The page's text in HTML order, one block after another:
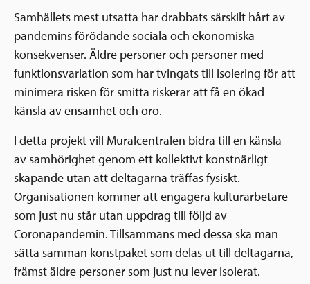
Samhällets mest utsatta har drabbats särskilt hårt av
pandemins förödande sociala och ekonomiska
konsekvenser. Äldre personer och personer med
funktionsvariation som har tvingats till isolering för att
minimera risken för smitta riskerar att få en ökad
känsla av ensamhet och oro.
I detta projekt vill Muralcentralen bidra till en känsla
av samhörighet genom ett kollektivt konstnärligt
skapande utan att deltagarna träffas fysiskt.
Organisationen kommer att engagera kulturarbetare
som just nu står utan uppdrag till följd av
Coronapandemin. Tillsammans med dessa ska man
sätta samman konstpaket som delas ut till deltagarna,
främst äldre personer som just nu lever isolerat.